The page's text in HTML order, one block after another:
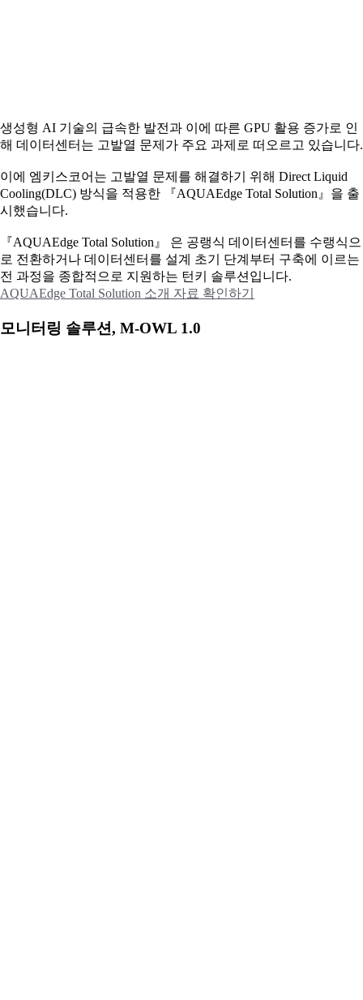
생성형 AI 기술의 급속한 발전과 이에 따른 GPU 활용 증가로 인
해 데이터센터는 고발열 문제가 주요 과제로 떠오르고 있습니다.
이에 엠키스코어는 고발열 문제를 해결하기 위해 Direct Liquid
Cooling(DLC) 방식을 적용한 『AQUAEdge Total Solution』을 출
시했습니다.
『AQUAEdge Total Solution』 은 공랭식 데이터센터를 수랭식으
로 전환하거나 데이터센터를 설계 초기 단계부터 구축에 이르는
전 과정을 종합적으로 지원하는 턴키 솔루션입니다.
AQUAEdge Total Solution 소개 자료 확인하기
모니터링 솔루션, M-OWL 1.0